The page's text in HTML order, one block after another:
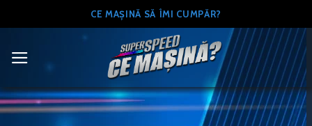
to
CE MAȘINĂ SĂ ÎMI CUMPĂR?